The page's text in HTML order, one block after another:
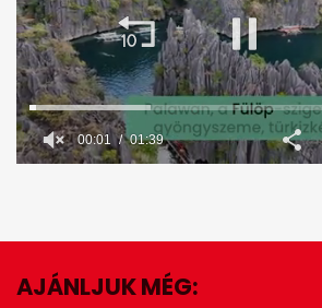
minute,
seconds
00:02 01:39
AJÁNLJUK MÉG: